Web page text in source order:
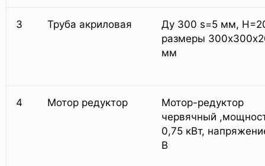
3 Труба акриловая
Ду 300 s=5 мм,
размеры
мм
4 Мотор редуктор
Мотор-редуктор
червячный
0,75 кВт,
В